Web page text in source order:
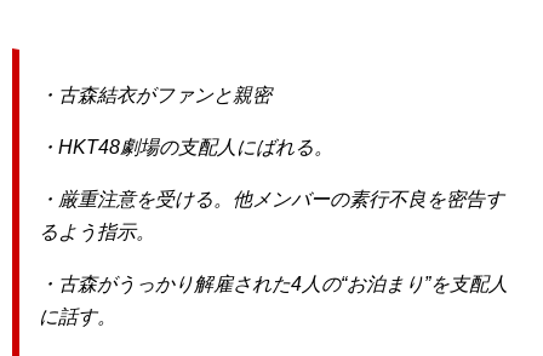
・古森結衣がファンと親密
・HKT48劇場の支配人にばれる。
・厳重注意を受ける。他メンバーの素行不良を密告す
るよう指示。
・古森がうっかり解雇された4人の“お泊まり”を支配人
に話す。